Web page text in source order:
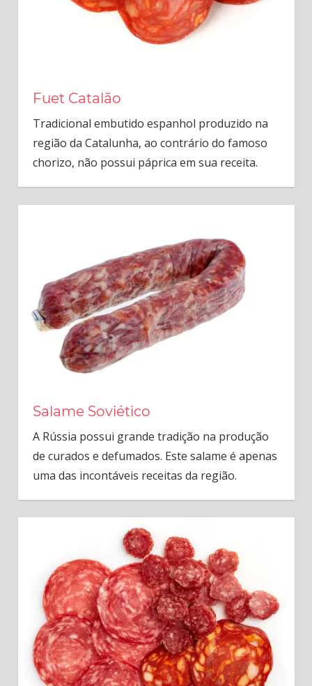
Fuet Catalão
Tradicional embutido espanhol produzido na
região da Catalunha, ao contrário do famoso
chorizo, não possui páprica em sua receita.
Salame Soviético
A Rússia possui grande tradição na produção
de curados e defumados. Este salame é apenas
uma das incontáveis receitas da região.